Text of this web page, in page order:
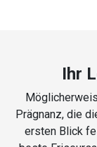
Ihr
Prägnanz, die
ersten Blick